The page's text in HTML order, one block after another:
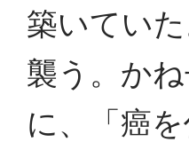
築いてい
襲う。か
に、「癌